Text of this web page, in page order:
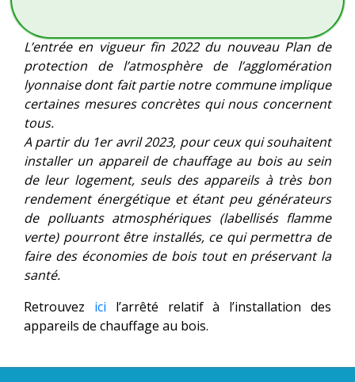
L’entrée en vigueur fin 2022 du nouveau Plan de
protection de l’atmosphère de l’agglomération
lyonnaise dont fait partie notre commune implique
certaines mesures concrètes qui nous concernent
tous.
A partir du 1er avril 2023, pour ceux qui souhaitent
installer un appareil de chauffage au bois au sein
de leur logement, seuls des appareils à très bon
rendement énergétique et étant peu générateurs
de polluants atmosphériques (labellisés flamme
verte) pourront être installés, ce qui permettra de
faire des économies de bois tout en préservant la
santé.
Retrouvez ici l’arrêté relatif à l’installation des
appareils de chauffage au bois.